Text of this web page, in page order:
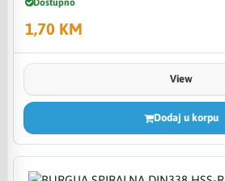
Dostupno
1,70 KM
View
Dodaj u korpu